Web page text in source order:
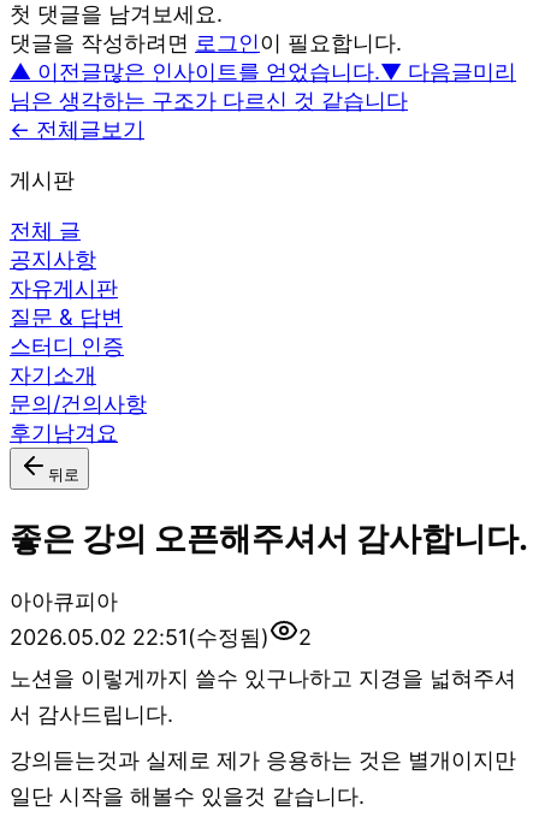
첫 댓글을 남겨보세요.
댓글을 작성하려면 로그인이 필요합니다.
▲ 이전글많은 인사이트를 얻었습니다.▼ 다음글미리
님은 생각하는 구조가 다르신 것 같습니다
← 전체글보기
게시판
전체 글
공지사항
자유게시판
질문 & 답변
스터디 인증
자기소개
문의/건의사항
후기남겨요
뒤로
좋은 강의 오픈해주셔서 감사합니다.
아아큐피아
2026.05.02 22:51(수정됨)
2
노션을 이렇게까지 쓸수 있구나하고 지경을 넓혀주셔
서 감사드립니다.
강의듣는것과 실제로 제가 응용하는 것은 별개이지만
일단 시작을 해볼수 있을것 같습니다.